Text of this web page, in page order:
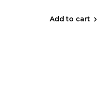
Add to cart